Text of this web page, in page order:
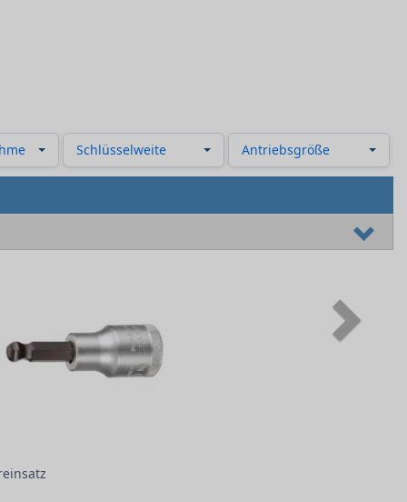
Schlüsselweite Antriebsgröße